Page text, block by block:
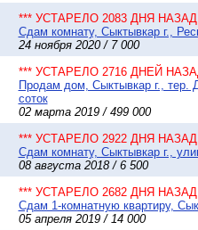
*** УСТАРЕЛО 2083 ДНЯ НАЗАД
Сдам комнату, Сыктывкар г.,
24 ноября 2020 / 7 000
*** УСТАРЕЛО 2716 ДНЕЙ
Продам дом, Сыктывкар г., тер.
соток
02 марта 2019 / 499 000
*** УСТАРЕЛО 2922 ДНЯ НАЗАД
Сдам комнату, Сыктывкар г.,
08 августа 2018 / 6 500
*** УСТАРЕЛО 2682 ДНЯ НАЗАД
Сдам 1-комнатную квартиру,
05 апреля 2019 / 14 000